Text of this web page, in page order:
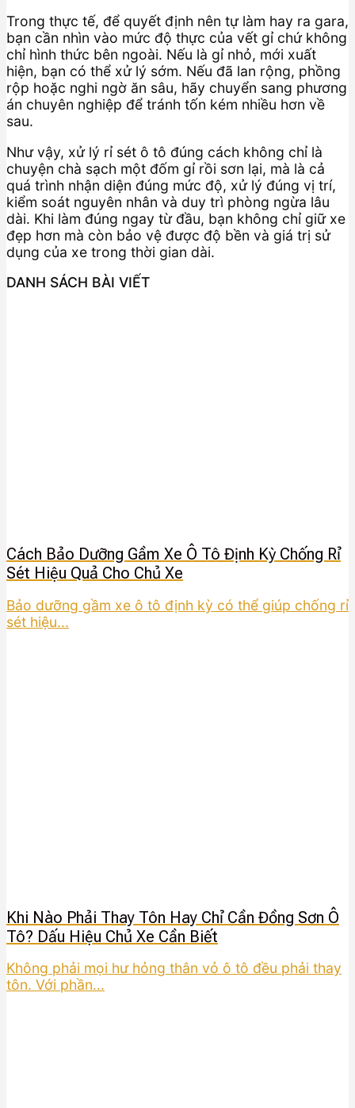
Trong thực tế, để quyết định nên tự làm hay ra gara,
bạn cần nhìn vào mức độ thực của vết gỉ chứ không
chỉ hình thức bên ngoài. Nếu là gỉ nhỏ, mới xuất
hiện, bạn có thể xử lý sớm. Nếu đã lan rộng, phồng
rộp hoặc nghi ngờ ăn sâu, hãy chuyển sang phương
án chuyên nghiệp để tránh tốn kém nhiều hơn về
sau.
Như vậy, xử lý rỉ sét ô tô đúng cách không chỉ là
chuyện chà sạch một đốm gỉ rồi sơn lại, mà là cả
quá trình nhận diện đúng mức độ, xử lý đúng vị trí,
kiểm soát nguyên nhân và duy trì phòng ngừa lâu
dài. Khi làm đúng ngay từ đầu, bạn không chỉ giữ xe
đẹp hơn mà còn bảo vệ được độ bền và giá trị sử
dụng của xe trong thời gian dài.
DANH SÁCH BÀI VIẾT
Cách Bảo Dưỡng Gầm Xe Ô Tô Định Kỳ Chống Rỉ
Sét Hiệu Quả Cho Chủ Xe
Bảo dưỡng gầm xe ô tô định kỳ có thể giúp chống rỉ
sét hiệu...
Khi Nào Phải Thay Tôn Hay Chỉ Cần Đồng Sơn Ô
Tô? Dấu Hiệu Chủ Xe Cần Biết
Không phải mọi hư hỏng thân vỏ ô tô đều phải thay
tôn. Với phần...